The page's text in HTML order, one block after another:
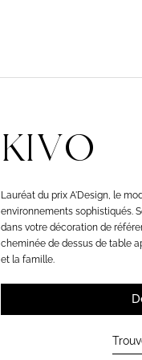
KIVO
Lauréat du prix A'Design, le
environnements sophistiqués.
dans votre décoration de
cheminée de dessus de table
et la famille.